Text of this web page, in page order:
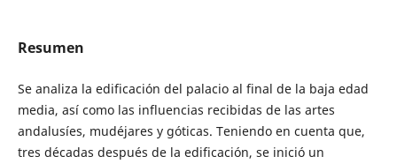
Resumen
Se analiza la edificación del palacio al final de la baja edad
media, así como las influencias recibidas de las artes
andalusíes, mudéjares y góticas. Teniendo en cuenta que,
tres décadas después de la edificación, se inició un